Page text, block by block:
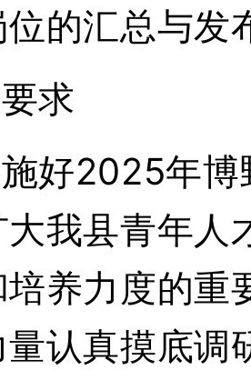
的汇总与发
求
好2025年博
我县青年人
养力度的重
认真摸底调